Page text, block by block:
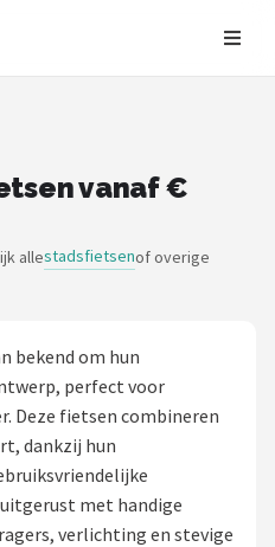
vanaf €
allestadsfietsenof overige
bekend om hun
perfect voor
Deze fietsen combineren
dankzij hun
met handige
verlichting en stevige